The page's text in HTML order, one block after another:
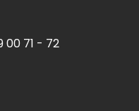
00 71 - 72